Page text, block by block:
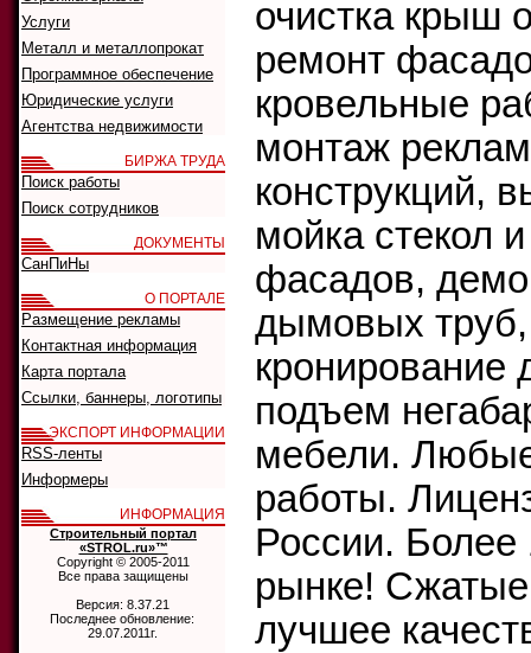
очистка крыш
ремонт
кровельные
монтаж
конструкций,
мойка стекол
фасадов,
дымовых
кронирование
подъем
мебели.
работы.
России. Более
рынке! Сжатые
лучшее
Услуги
Металл и металлопрокат
Программное обеспечение
Юридические услуги
Агентства недвижимости
БИРЖА ТРУДА
Поиск работы
Поиск сотрудников
ДОКУМЕНТЫ
СанПиНы
О ПОРТАЛЕ
Размещение рекламы
Контактная информация
Карта портала
Ссылки, баннеры, логотипы
ЭКСПОРТ ИНФОРМАЦИИ
RSS-ленты
Информеры
ИНФОРМАЦИЯ
Строительный портал
«STROL.ru»™
Copyright © 2005-2011
Все права защищены
Версия: 8.37.21
Последнее обновление:
29.07.2011г.